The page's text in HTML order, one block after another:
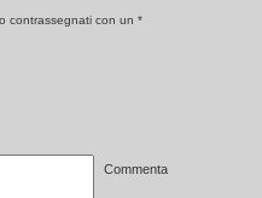
contrassegnati con un *
Commenta